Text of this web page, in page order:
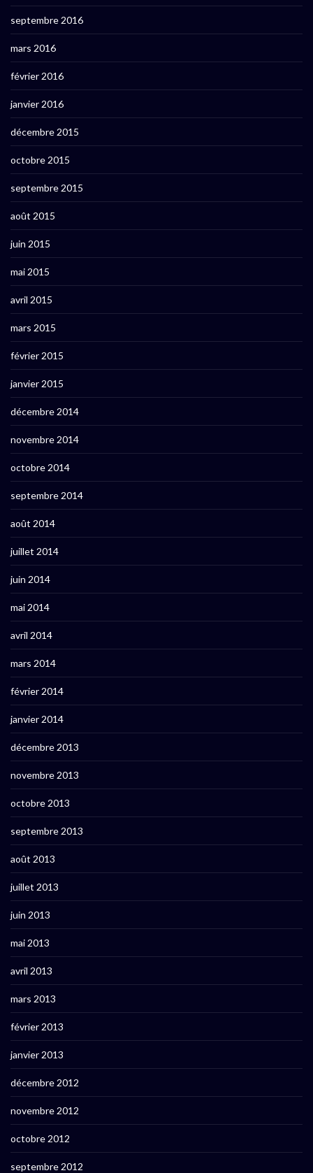
septembre 2016
mars 2016
février 2016
janvier 2016
décembre 2015
octobre 2015
septembre 2015
août 2015
juin 2015
mai 2015
avril 2015
mars 2015
février 2015
janvier 2015
décembre 2014
novembre 2014
octobre 2014
septembre 2014
août 2014
juillet 2014
juin 2014
mai 2014
avril 2014
mars 2014
février 2014
janvier 2014
décembre 2013
novembre 2013
octobre 2013
septembre 2013
août 2013
juillet 2013
juin 2013
mai 2013
avril 2013
mars 2013
février 2013
janvier 2013
décembre 2012
novembre 2012
octobre 2012
septembre 2012